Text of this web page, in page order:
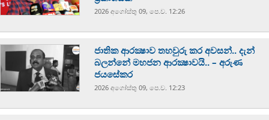
2026 අගෝස්‍තු 09, පෙ.ව. 12:26
ජාතික ආරක්‍ෂාව තහවුරු කර අවසන්.. දැන්
බලන්නේ මහජන ආරක්‍ෂාවයි.. – අරුණ
ජයසේකර
2026 අගෝස්‍තු 09, පෙ.ව. 12:23